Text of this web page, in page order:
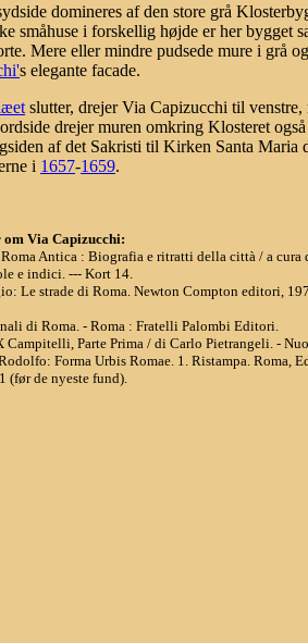
domineres af den store grå
småhuse i forskellig højde er her bygget
Mere eller mindre pudsede mure i grå
s elegante facade.
slutter, drejer Via Capizucchi til
drejer muren omkring Klosteret
af det Sakristi til Kirken Santa
i 1657-1659.
Via Capizucchi:
Antica : Biografia e ritratti della città / a
e indici. --- Kort 14.
Le strade di Roma. Newton Compton editori,
di Roma. - Roma : Fratelli Palombi Editori.
Campitelli, Parte Prima / di Carlo Pietrangeli. -
Forma Urbis Romae. 1. Ristampa. Roma,
(før de nyeste fund).